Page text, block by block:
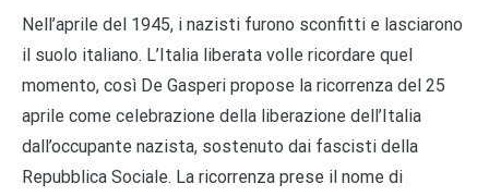
Nell’aprile del 1945, i nazisti furono sconfitti e lasciarono
il suolo italiano. L’Italia liberata volle ricordare quel
momento, così De Gasperi propose la ricorrenza del 25
aprile come celebrazione della liberazione dell’Italia
dall’occupante nazista, sostenuto dai fascisti della
Repubblica Sociale. La ricorrenza prese il nome di